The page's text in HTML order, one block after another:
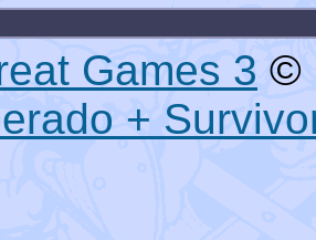
Games 3 ©
+